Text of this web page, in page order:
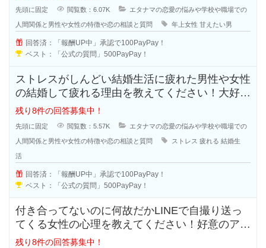
先頭に固定 閲覧数：6.07K エタナマの恋愛の悩みや学校や職場での
人間関係と男性や女性の特徴や恋の相談と質問 年上女性 甘えたい男
回答済：「報酬UP中」承認で100PayPay！
ベスト：「公式の質問」500PayPay！
ストレスがしんどい結婚生活に疲れた男性や女性
の結婚して疲れる理由を教えてください！大好き
で結婚したはずなのに結婚生活はお
残り8件の回答募集中！
先頭に固定 閲覧数：5.57K エタナマの恋愛の悩みや学校や職場での
人間関係と男性や女性の特徴や恋の相談と質問 ストレス 疲れる 結婚生
活
回答済：「報酬UP中」承認で100PayPay！
ベスト：「公式の質問」500PayPay！
付き合ってないのに何故だかLINEで自撮り送っ
てくる女性の心理を教えてください！好意のアピ
ールなのか、好きなのか分からな
残り8件の回答募集中！